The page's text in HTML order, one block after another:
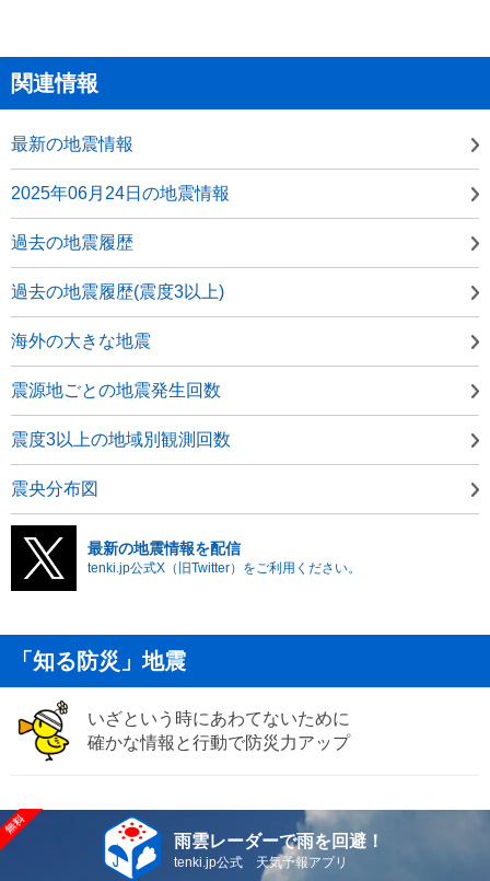
関連情報
最新の地震情報
2025年06月24日の地震情報
過去の地震履歴
過去の地震履歴(震度3以上)
海外の大きな地震
震源地ごとの地震発生回数
震度3以上の地域別観測回数
震央分布図
最新の地震情報を配信
tenki.jp公式X（旧Twitter）をご利用ください。
「知る防災」地震
いざという時にあわてないために
確かな情報と行動で防災力アップ
雨雲レーダーで雨を回避！
tenki.jp公式 天気予報アプリ